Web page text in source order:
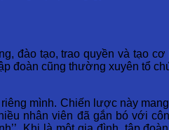
đào tạo, trao quyền và tạo cơ
đoàn cũng thường xuyên tổ
mình. Chiến lược này
nhân viên đã gắn bó với